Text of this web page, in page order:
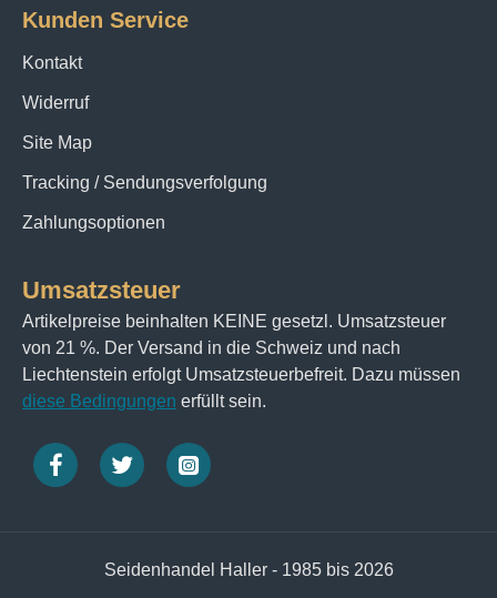
Kunden Service
Kontakt
Widerruf
Site Map
Tracking / Sendungsverfolgung
Zahlungsoptionen
Umsatzsteuer
Artikelpreise beinhalten KEINE gesetzl. Umsatzsteuer
von 21 %. Der Versand in die Schweiz und nach
Liechtenstein erfolgt Umsatzsteuerbefreit. Dazu müssen
diese Bedingungen erfüllt sein.
Seidenhandel Haller - 1985 bis 2026